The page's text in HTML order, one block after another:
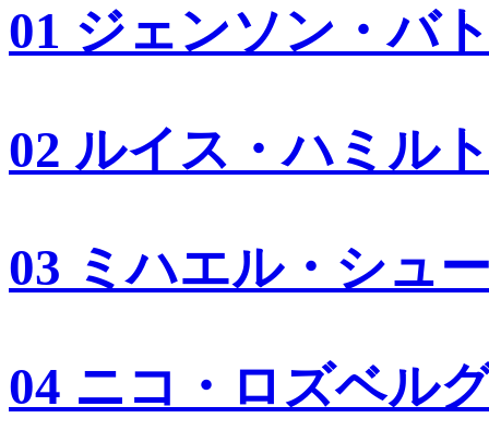
01 ジェンソン・バ
02 ルイス・ハミル
03 ミハエル・シュ
04 ニコ・ロズベル